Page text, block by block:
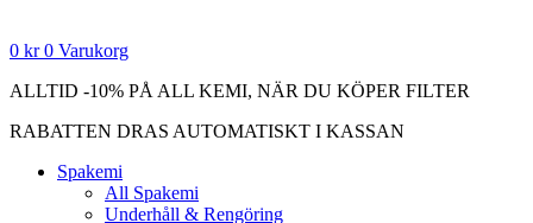
0 kr 0 Varukorg
ALLTID -10% PÅ ALL KEMI, NÄR DU KÖPER FILTER
RABATTEN DRAS AUTOMATISKT I KASSAN
Spakemi
All Spakemi
Underhåll & Rengöring